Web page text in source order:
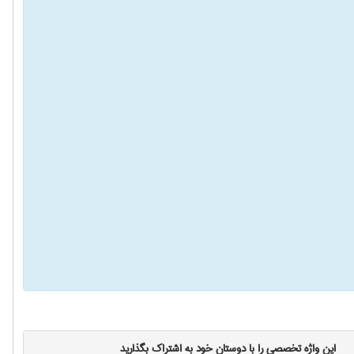
این واژه تخصصی را با دوستان خود به اشتراک بگذارید